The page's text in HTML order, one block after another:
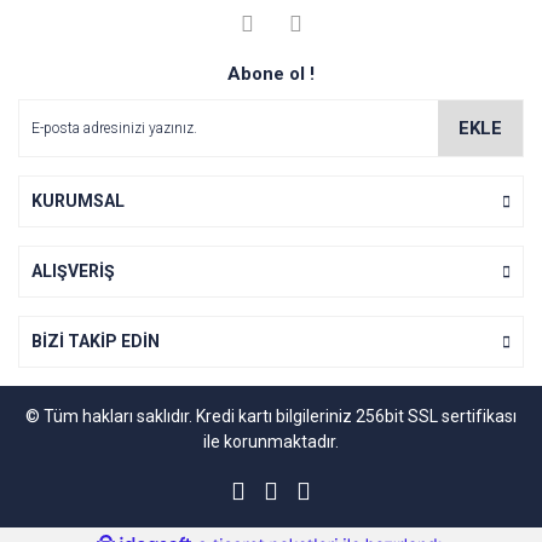
Yorum Yaz
Soru Sor
Görüş ve önerileriniz için teşekkür ederiz.
Ürün açıklamasında eksik bilgiler bulunuyor.
Ürün fiyatı diğer sitelerden daha pahalı.
Gönder
Abone ol !
EKLE
KURUMSAL
ALIŞVERİŞ
BİZİ TAKİP EDİN
© Tüm hakları saklıdır. Kredi kartı bilgileriniz 256bit SSL sertifikası
ile korunmaktadır.